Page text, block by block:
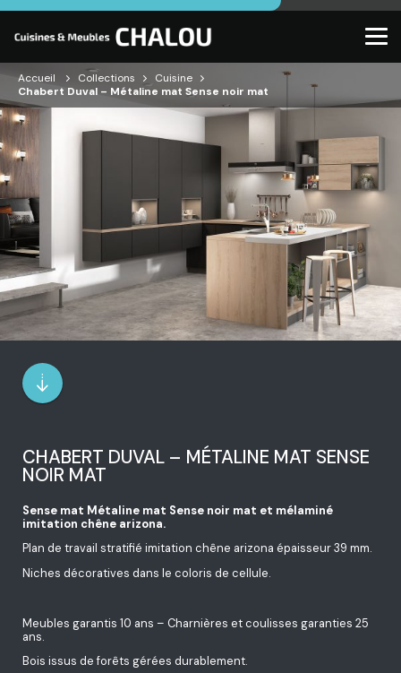
Accueil Collections
Cuisine
Chabert Duval – Métaline mat Sense noir mat
CHABERT DUVAL – MÉTALINE MAT SENSE
NOIR MAT
Sense mat Métaline mat Sense noir mat et mélaminé
imitation chêne arizona.
Plan de travail stratifié imitation chêne arizona épaisseur 39 mm.
Niches décoratives dans le coloris de cellule.
Meubles garantis 10 ans – Charnières et coulisses garanties 25
ans.
Bois issus de forêts gérées durablement.